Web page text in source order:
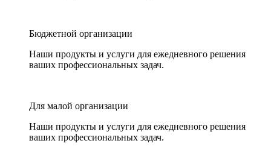
Бюджетной организации
Наши продукты и услуги для ежедневного решения
ваших профессиональных задач.
Для малой организации
Наши продукты и услуги для ежедневного решения
ваших профессиональных задач.